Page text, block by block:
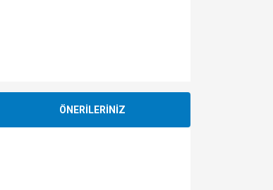
ÖNERİLERİNİZ